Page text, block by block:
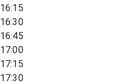
16:15
16:30
16:45
17:00
17:15
17:30